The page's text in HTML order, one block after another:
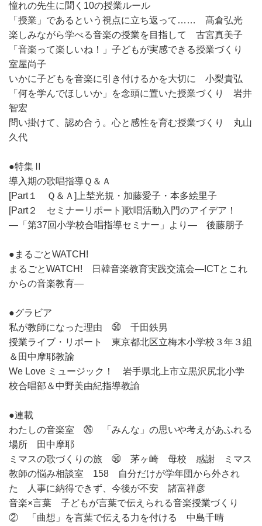
憧れの先生に聞く10の授業ルール
「授業」であるという視点に立ち返って…… 髙倉弘光
楽しみながら学べる音楽の授業を目指して 古宮真美子
「音楽って楽しいね！」子どもが実感できる授業づくり
室屋尚子
いかに子どもを音楽に引き付けるかを大切に 小梨貴弘
「何を学んでほしいか」を念頭に置いた授業づくり 岩井
智宏
問い掛けて、認め合う。心と感性を育む授業づくり 丸山
久代
●特集Ⅱ
導入期の歌唱指導Ｑ＆Ａ
[Part１ Ｑ＆Ａ]上埜光規・加藤愛子・本多絵里子
[Part２ セミナーリポート]歌唱活動入門のアイデア！
―「第37回小学校合唱指導セミナー」より― 後藤朋子
●まるごとWATCH!
まるごとWATCH! 日韓音楽教育実践交流会―ICTとこれ
からの音楽教育―
●グラビア
私が教師になった理由 ㊿ 千田鉄男
授業ライブ・リポート 東京都北区立梅木小学校３年３組
＆田中摩耶教諭
We Love ミュージック！ 岩手県北上市立黒沢尻北小学
校合唱部＆中野美由紀指導教諭
●連載
わたしの音楽室 ㉖ 「みんな」の思いや考えがあふれる
場所 田中摩耶
ミマスの歌づくりの旅 ㊿ 茅ヶ崎 母校 感謝 ミマス
教師の悩み相談室 158 自分だけが学年団から外され
た 人事に納得できず、今後が不安 諸富祥彦
音楽×言葉 子どもが言葉で伝えられる音楽授業づくり
② 「曲想」を言葉で伝える力を付ける 中島千晴